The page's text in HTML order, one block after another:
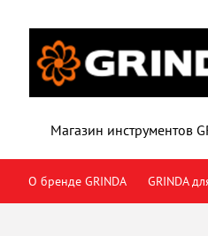
Магазин инструментов
О бренде GRINDA GRINDA